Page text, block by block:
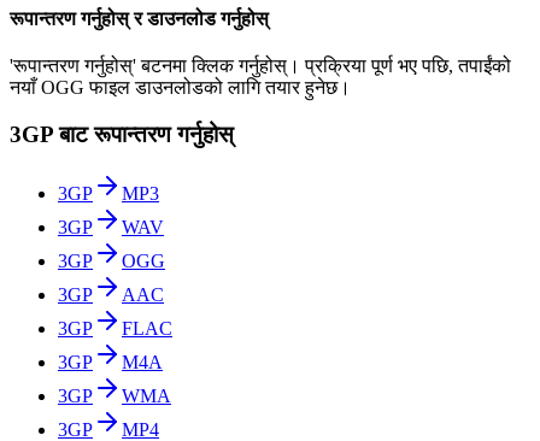
रूपान्तरण गर्नुहोस् र डाउनलोड गर्नुहोस्
'रूपान्तरण गर्नुहोस्' बटनमा क्लिक गर्नुहोस्। प्रक्रिया पूर्ण भए पछि, तपाईंको
नयाँ OGG फाइल डाउनलोडको लागि तयार हुनेछ।
3GP बाट रूपान्तरण गर्नुहोस्
3GP
MP3
3GP
WAV
3GP
OGG
3GP
AAC
3GP
FLAC
3GP
M4A
3GP
WMA
3GP
MP4